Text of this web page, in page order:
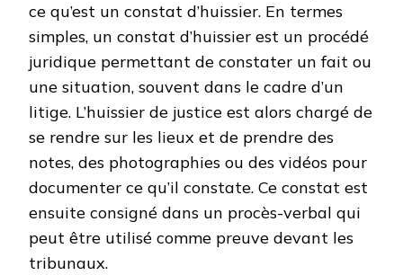
ce qu’est un constat d’huissier. En termes
simples, un constat d’huissier est un procédé
juridique permettant de constater un fait ou
une situation, souvent dans le cadre d’un
litige. L’huissier de justice est alors chargé de
se rendre sur les lieux et de prendre des
notes, des photographies ou des vidéos pour
documenter ce qu’il constate. Ce constat est
ensuite consigné dans un procès-verbal qui
peut être utilisé comme preuve devant les
tribunaux.